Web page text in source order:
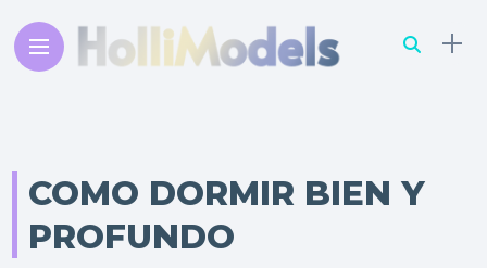
COMO DORMIR BIEN Y
PROFUNDO